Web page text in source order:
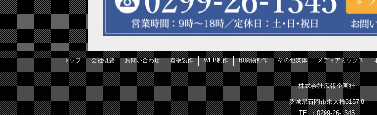
トップ 会社概要 お問い合わせ 看板製作 WEB制作 印刷物制作 その他媒体 メディアミックス
株式会社広報企画社
茨城県石岡市東大橋3157-8
TEL：0299-26-1345